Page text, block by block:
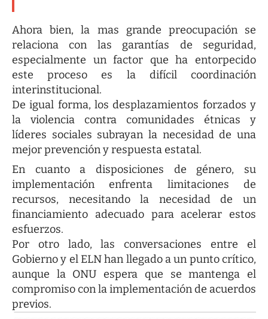
Ahora bien, la mas grande preocupación se
relaciona con las garantías de seguridad,
especialmente un factor que ha entorpecido
este proceso es la difícil coordinación
interinstitucional.
De igual forma, los desplazamientos forzados y
la violencia contra comunidades étnicas y
líderes sociales subrayan la necesidad de una
mejor prevención y respuesta estatal.
En cuanto a disposiciones de género, su
implementación enfrenta limitaciones de
recursos, necesitando la necesidad de un
financiamiento adecuado para acelerar estos
esfuerzos.
Por otro lado, las conversaciones entre el
Gobierno y el ELN han llegado a un punto crítico,
aunque la ONU espera que se mantenga el
compromiso con la implementación de acuerdos
previos.